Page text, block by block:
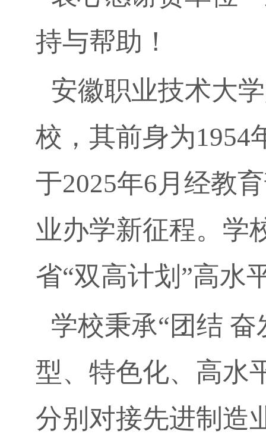
持与帮助！
安徽职业技术大
校，其前身为1954
于2025年6月经教
业办学新征程。学
省“双高计划”高水
学校秉承“团结
型、特色化、高水
分别对接先进制造